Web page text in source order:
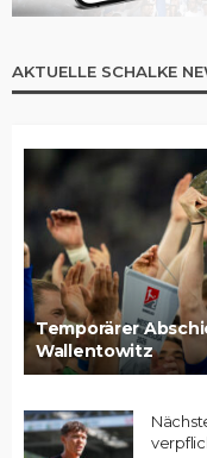
AKTUELLE SCHALKE
Temporärer
Wallentowitz